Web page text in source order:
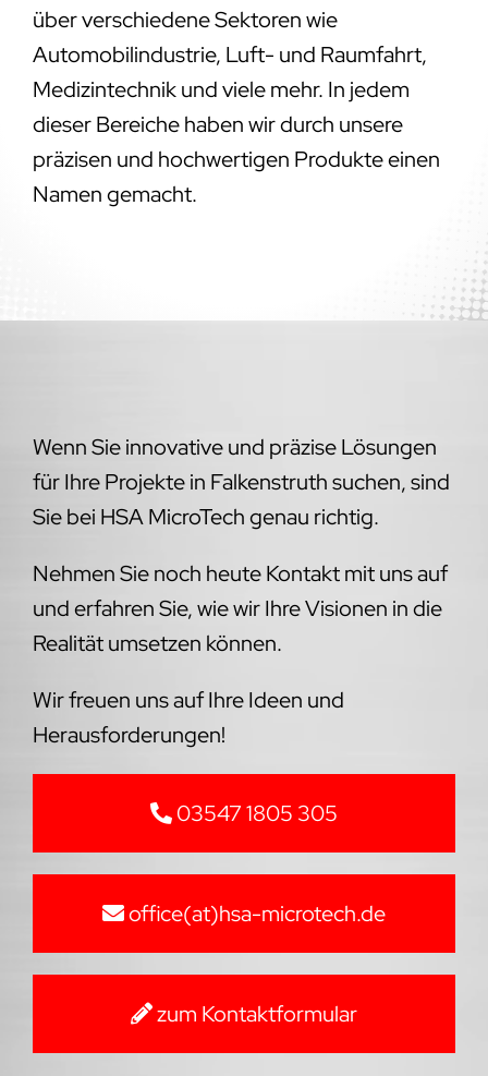
über verschiedene Sektoren wie
Automobilindustrie, Luft- und Raumfahrt,
Medizintechnik und viele mehr. In jedem
dieser Bereiche haben wir durch unsere
präzisen und hochwertigen Produkte einen
Namen gemacht.
Wenn Sie innovative und präzise Lösungen
für Ihre Projekte in Falkenstruth suchen, sind
Sie bei HSA MicroTech genau richtig.
Nehmen Sie noch heute Kontakt mit uns auf
und erfahren Sie, wie wir Ihre Visionen in die
Realität umsetzen können.
Wir freuen uns auf Ihre Ideen und
Herausforderungen!
03547 1805 305
office(at)hsa-microtech.de
zum Kontaktformular